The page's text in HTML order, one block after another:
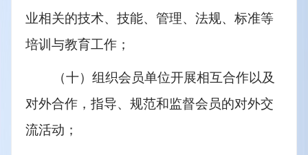
业相关的技术、技能、管理、法规、标准等
培训与教育工作；
（十）组织会员单位开展相互合作以及
对外合作，指导、规范和监督会员的对外交
流活动；